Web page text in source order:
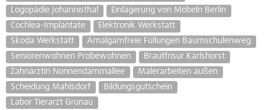
Logopädie Johannisthal
Einlagerung von Möbeln Berlin
Cochlea-Implantate
Elektronik Werkstatt
Skoda Werkstatt
Amalgamfreie Füllungen Baumschulenweg
Seniorenwohnen Probewohnen
Brautfrisur Karlshorst
Zahnärztin Nonnendammallee
Malerarbeiten außen
Scheidung Mahlsdorf
Bildungsgutschein
Labor Tierarzt Grünau